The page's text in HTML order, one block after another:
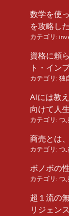
数学を使
を攻略し
カテゴリ:
資格に頼
ト・イン
カテゴリ: 独
AIには教
向けて人
カテゴリ: つ
商売とは
カテゴリ: つ
ボノボの
カテゴリ: つ
超１流の
リジェン